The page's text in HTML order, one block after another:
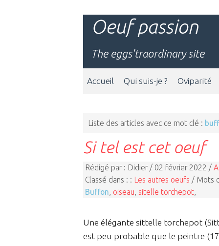
Oeuf passion
The eggs'traordinary site
Accueil Qui suis-je ? Oviparité
Liste des articles avec ce mot clé :
Si tel est cet oeuf
Rédigé par : Didier / 02 février 2022 /
Classé dans : : Les autres oeufs / Mots
Buffon oiseau sitelle torchepot
Une élégante sittelle torchepot
est peu probable que le peintre